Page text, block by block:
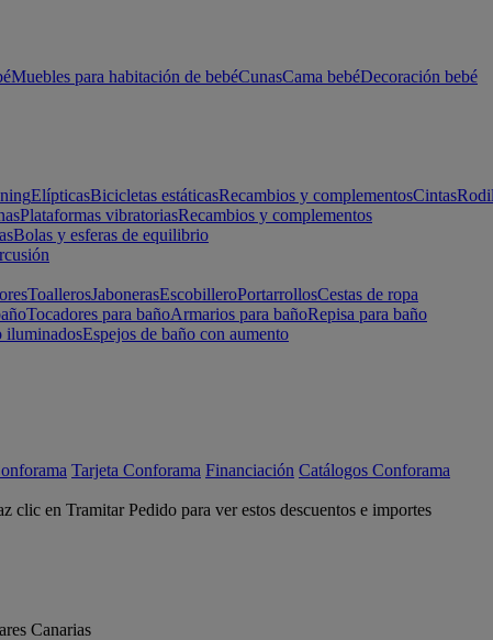
Muebles para habitación de bebéCunasCama bebéDecoración bebé
ElípticasBicicletas estáticasRecambios y complementosCintas
Plataformas vibratoriasRecambios y complementos
Bolas y esferas de equilibrio
ToallerosJabonerasEscobilleroPortarrollosCestas de ropa
Tocadores para bañoArmarios para bañoRepisa para baño
iluminadosEspejos de baño con aumento
Tarjeta Conforama Financiación Catálogos Conforama
clic en Tramitar Pedido para ver estos descuentos e importes
Canarias